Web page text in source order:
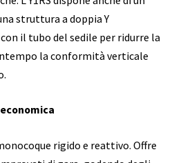
struttura a doppia Y
il tubo del sedile per ridurre la
la conformità verticale
rigido e reattivo. Offre